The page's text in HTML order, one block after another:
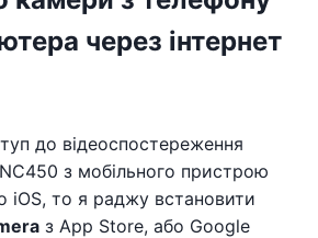
через інтернет
до відеоспостереження
з мобільного пристрою
iOS, то я раджу встановити
з App Store, або Google